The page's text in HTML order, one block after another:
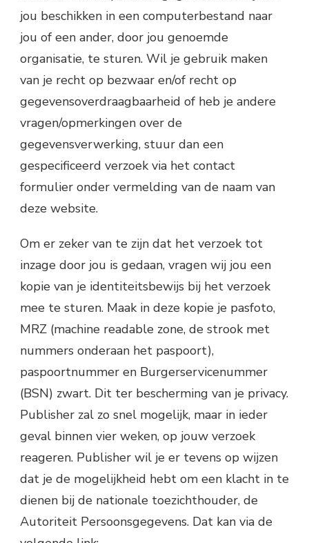
jou beschikken in een computerbestand naar
jou of een ander, door jou genoemde
organisatie, te sturen. Wil je gebruik maken
van je recht op bezwaar en/of recht op
gegevensoverdraagbaarheid of heb je andere
vragen/opmerkingen over de
gegevensverwerking, stuur dan een
gespecificeerd verzoek via het contact
formulier onder vermelding van de naam van
deze website.
Om er zeker van te zijn dat het verzoek tot
inzage door jou is gedaan, vragen wij jou een
kopie van je identiteitsbewijs bij het verzoek
mee te sturen. Maak in deze kopie je pasfoto,
MRZ (machine readable zone, de strook met
nummers onderaan het paspoort),
paspoortnummer en Burgerservicenummer
(BSN) zwart. Dit ter bescherming van je privacy.
Publisher zal zo snel mogelijk, maar in ieder
geval binnen vier weken, op jouw verzoek
reageren. Publisher wil je er tevens op wijzen
dat je de mogelijkheid hebt om een klacht in te
dienen bij de nationale toezichthouder, de
Autoriteit Persoonsgegevens. Dat kan via de